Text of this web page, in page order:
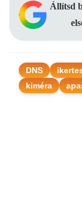
Állítsd
DNS
kiméra